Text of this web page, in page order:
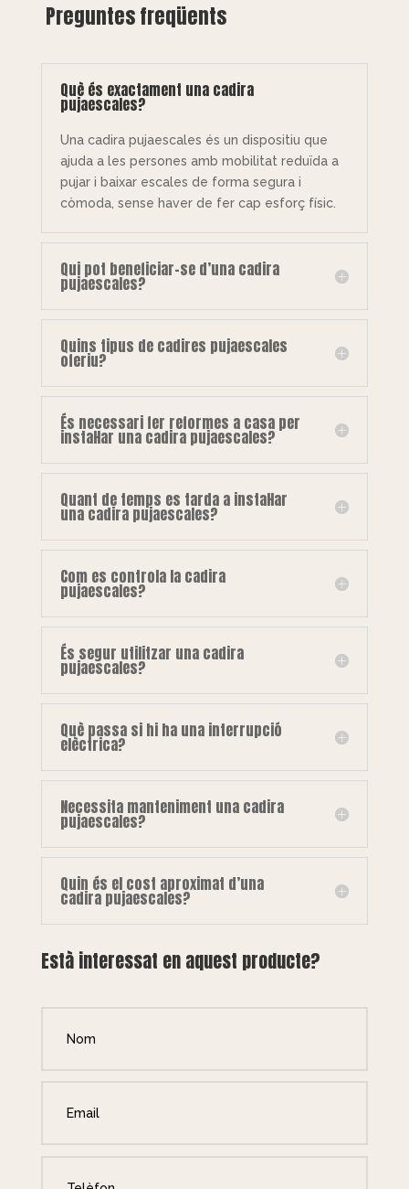
Preguntes freqüents
Què és exactament una cadira
pujaescales?
Una cadira pujaescales és un dispositiu que
ajuda a les persones amb mobilitat reduïda a
pujar i baixar escales de forma segura i
còmoda, sense haver de fer cap esforç físic.
Qui pot beneficiar-se d’una cadira
pujaescales?
Quins tipus de cadires pujaescales
oferiu?
És necessari fer reformes a casa per
instal·lar una cadira pujaescales?
Quant de temps es tarda a instal·lar
una cadira pujaescales?
Com es controla la cadira
pujaescales?
És segur utilitzar una cadira
pujaescales?
Què passa si hi ha una interrupció
elèctrica?
Necessita manteniment una cadira
pujaescales?
Quin és el cost aproximat d’una
cadira pujaescales?
Està interessat en aquest producte?